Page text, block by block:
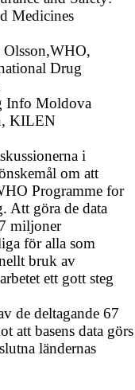
Medicines
Drug
Info Moldova
KILEN
i
om att
Programme for
Att göra de data
miljoner
för alla som
bruk av
ett gott steg
de deltagande 67
att basens data görs
ländernas